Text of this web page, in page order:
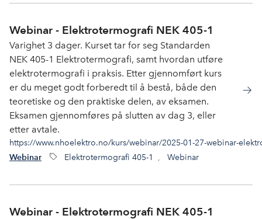
Webinar - Elektrotermografi NEK 405-1
Varighet 3 dager. Kurset tar for seg Standarden
NEK 405-1 Elektrotermografi, samt hvordan utføre
elektrotermografi i praksis. Etter gjennomført kurs
er du meget godt forberedt til å bestå, både den
teoretiske og den praktiske delen, av eksamen.
Eksamen gjennomføres på slutten av dag 3, eller
etter avtale.
https://www.nhoelektro.no/kurs/webinar/2025-01-27-webinar-
Webinar Elektrotermografi 405-1 , Webinar
Webinar - Elektrotermografi NEK 405-1